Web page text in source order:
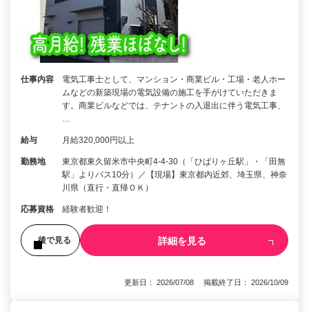
仕事内容
電気工事士として、マンション・商業ビル・工場・老人ホー
ムなどの新築現場の電気設備の施工を手がけていただきま
す。商業ビルなどでは、テナントの入退出に伴う電気工事、
…
給与 月給320,000円以上
勤務地
東京都東久留米市中央町4-4-30（「ひばりヶ丘駅」・「田無
駅」よりバス10分）／【現場】東京都内近郊、埼玉県、神奈
川県（直行・直帰ＯＫ）
応募資格 経験者歓迎！
後で見る 詳細を見る
更新日： 2026/07/08 掲載終了日： 2026/10/09